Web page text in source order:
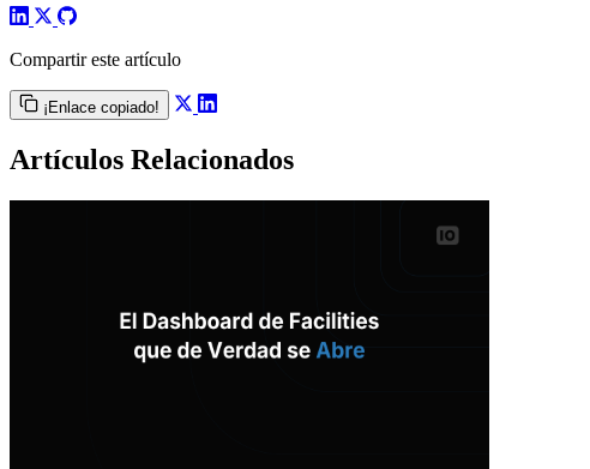
Compartir este artículo
¡Enlace copiado!
Artículos Relacionados